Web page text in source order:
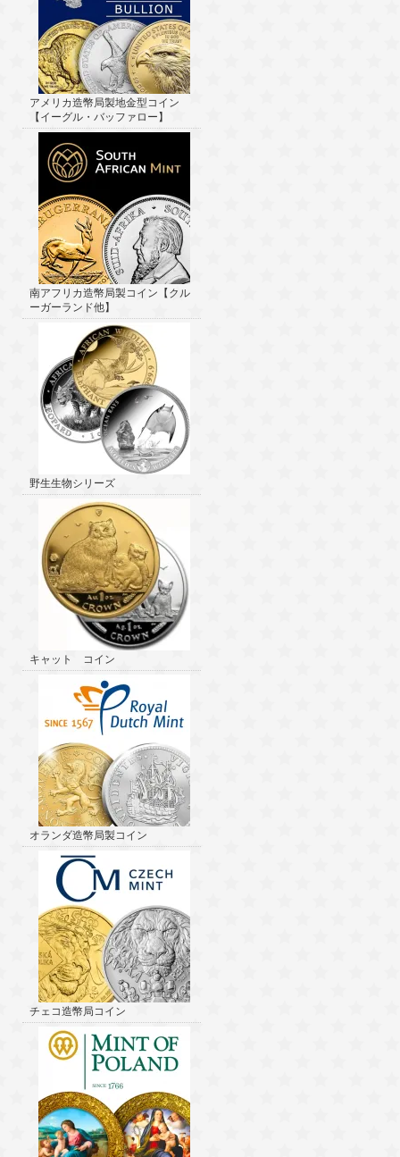
アメリカ造幣局製地金型コイン
【イーグル・バッファロー】
南アフリカ造幣局製コイン【クル
ーガーランド他】
野生生物シリーズ
キャット コイン
オランダ造幣局製コイン
チェコ造幣局コイン